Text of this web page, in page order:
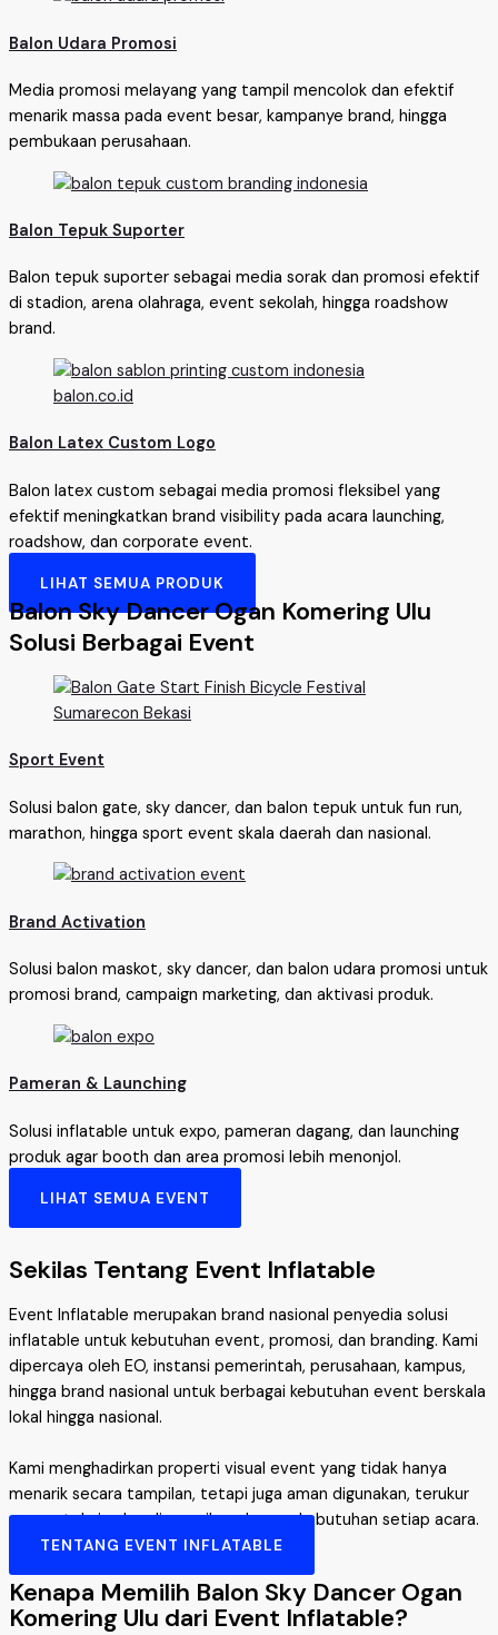
Balon Udara Promosi
Media promosi melayang yang tampil mencolok dan efektif
menarik massa pada event besar, kampanye brand, hingga
pembukaan perusahaan.
Balon Tepuk Suporter
Balon tepuk suporter sebagai media sorak dan promosi efektif
di stadion, arena olahraga, event sekolah, hingga roadshow
brand.
Balon Latex Custom Logo
Balon latex custom sebagai media promosi fleksibel yang
efektif meningkatkan brand visibility pada acara launching,
roadshow, dan corporate event.
LIHAT SEMUA PRODUK
Balon Sky Dancer Ogan Komering Ulu
Solusi Berbagai Event
Sport Event
Solusi balon gate, sky dancer, dan balon tepuk untuk fun run,
marathon, hingga sport event skala daerah dan nasional.
Brand Activation
Solusi balon maskot, sky dancer, dan balon udara promosi untuk
promosi brand, campaign marketing, dan aktivasi produk.
Pameran & Launching
Solusi inflatable untuk expo, pameran dagang, dan launching
produk agar booth dan area promosi lebih menonjol.
LIHAT SEMUA EVENT
Sekilas Tentang Event Inflatable
Event Inflatable merupakan brand nasional penyedia solusi
inflatable untuk kebutuhan event, promosi, dan branding. Kami
dipercaya oleh EO, instansi pemerintah, perusahaan, kampus,
hingga brand nasional untuk berbagai kebutuhan event berskala
lokal hingga nasional.
Kami menghadirkan properti visual event yang tidak hanya
menarik secara tampilan, tetapi juga aman digunakan, terukur
secara teknis, dan disesuaikan dengan kebutuhan setiap acara.
TENTANG EVENT INFLATABLE
Kenapa Memilih Balon Sky Dancer Ogan
Komering Ulu dari Event Inflatable?